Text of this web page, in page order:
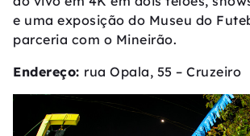
e uma exposição do Museu do
parceria com o Mineirão.
Endereço: rua Opala, 55 – Cruzeiro